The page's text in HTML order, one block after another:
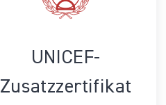
UNICEF-
Zusatzzertifikat